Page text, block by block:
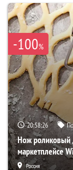
-100%
20:58:25
Нож роликовый
маркетплейсе
Россия